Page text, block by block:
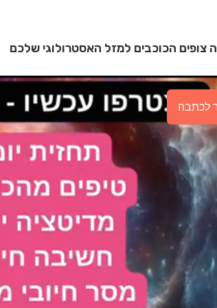
צופים הכוכבים למזל האסטרולוגי שלכם
לכתבה